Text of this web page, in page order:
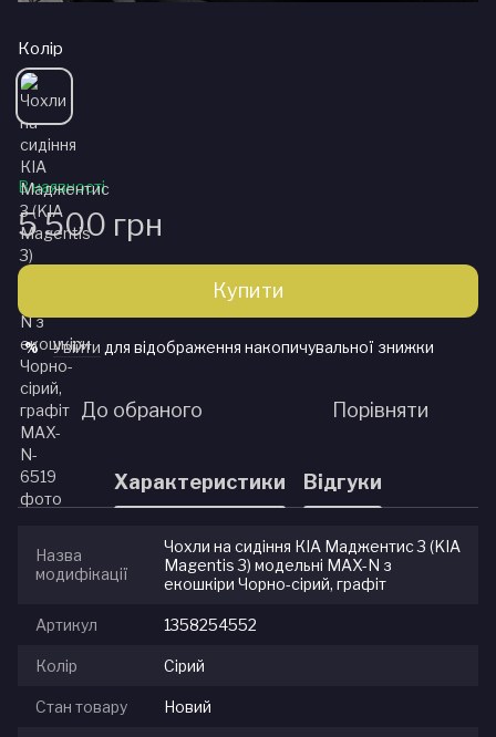
Колір
В наявності
5 500 грн
Купити
% Увійти для відображення накопичувальної знижки
До обраного Порівняти
Характеристики Відгуки
Назва
модифікації
Чохли на сидіння КІА Маджентис 3 (KIA
Magentis 3) модельні MAX-N з
екошкіри Чорно-сірий, графіт
Артикул 1358254552
Колір Сірий
Стан товару Новий